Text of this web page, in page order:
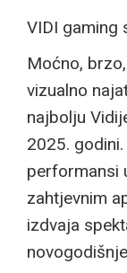
VIDI gaming
Moćno,
vizualno
najbolju
2025.
performansi
zahtjevnim
izdvaja